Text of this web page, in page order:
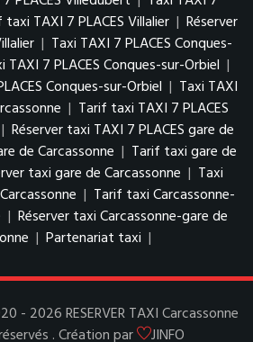
TAXI 7 PLACES Villalier | Réserver
| Taxi TAXI 7 PLACES Conques-
7 PLACES Conques-sur-Orbiel |
Conques-sur-Orbiel | Taxi TAXI
| Tarif taxi TAXI 7 PLACES
| Réserver taxi TAXI 7 PLACES gare de
de Carcassonne | Tarif taxi gare de
taxi gare de Carcassonne | Taxi
| Tarif taxi Carcassonne-
| Réserver taxi Carcassonne-gare de
| Partenariat taxi |
- 2026 RESERVER TAXI Carcassonne
. Création par
JINFO